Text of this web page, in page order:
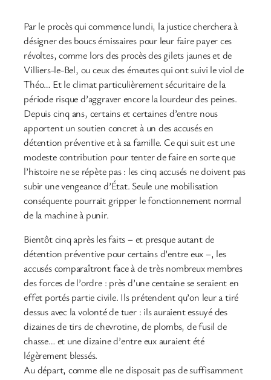
Par le procès qui commence lundi, la justice cherchera à
désigner des boucs émissaires pour leur faire payer ces
révoltes, comme lors des procès des gilets jaunes et de
Villiers-le-Bel, ou ceux des émeutes qui ont suivi le viol de
Théo… Et le climat particulièrement sécuritaire de la
période risque d’aggraver encore la lourdeur des peines.
Depuis cinq ans, certains et certaines d’entre nous
apportent un soutien concret à un des accusés en
détention préventive et à sa famille. Ce qui suit est une
modeste contribution pour tenter de faire en sorte que
l’histoire ne se répète pas : les cinq accusés ne doivent pas
subir une vengeance d’État. Seule une mobilisation
conséquente pourrait gripper le fonctionnement normal
de la machine à punir.
Bientôt cinq après les faits – et presque autant de
détention préventive pour certains d’entre eux –, les
accusés comparaîtront face à de très nombreux membres
des forces de l’ordre : près d’une centaine se seraient en
effet portés partie civile. Ils prétendent qu’on leur a tiré
dessus avec la volonté de tuer : ils auraient essuyé des
dizaines de tirs de chevrotine, de plombs, de fusil de
chasse… et une dizaine d’entre eux auraient été
légèrement blessés.
Au départ, comme elle ne disposait pas de suffisamment